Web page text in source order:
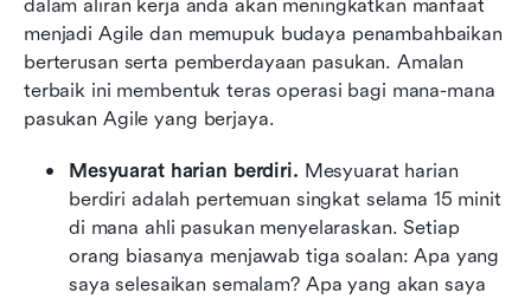
dalam aliran kerja anda akan meningkatkan manfaat
menjadi Agile dan memupuk budaya penambahbaikan
berterusan serta pemberdayaan pasukan. Amalan
terbaik ini membentuk teras operasi bagi mana-mana
pasukan Agile yang berjaya.
Mesyuarat harian berdiri. Mesyuarat harian
berdiri adalah pertemuan singkat selama 15 minit
di mana ahli pasukan menyelaraskan. Setiap
orang biasanya menjawab tiga soalan: Apa yang
saya selesaikan semalam? Apa yang akan saya